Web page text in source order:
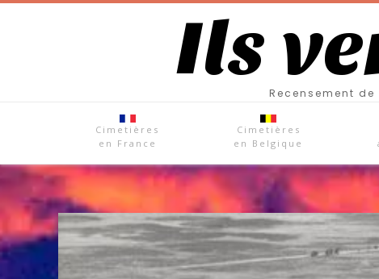
Ils
Recensement
Cimetières
en France
Cimetières
en Belgique